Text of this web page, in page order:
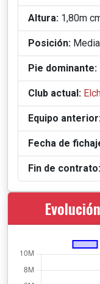
Altura: 1,80m
Posición:
Pie dominante:
Club actual:
Equipo
Fecha de
Fin de contrato: